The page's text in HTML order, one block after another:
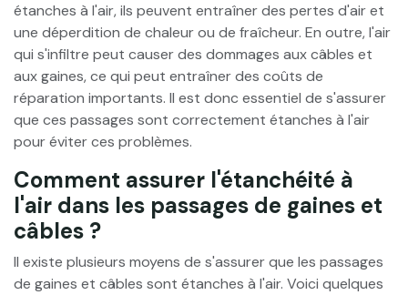
étanches à l'air, ils peuvent entraîner des pertes d'air et
une déperdition de chaleur ou de fraîcheur. En outre, l'air
qui s'infiltre peut causer des dommages aux câbles et
aux gaines, ce qui peut entraîner des coûts de
réparation importants. Il est donc essentiel de s'assurer
que ces passages sont correctement étanches à l'air
pour éviter ces problèmes.
Comment assurer l'étanchéité à
l'air dans les passages de gaines et
câbles ?
Il existe plusieurs moyens de s'assurer que les passages
de gaines et câbles sont étanches à l'air. Voici quelques